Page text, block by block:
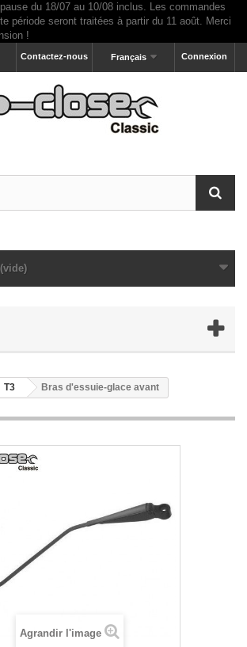
Connexion
Français
Contactez-nous
(vide)
T3 Bras d'essuie-glace avant
Agrandir l'image